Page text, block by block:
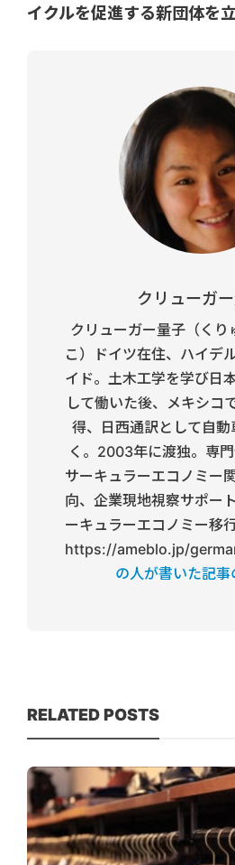
イクルを促進する新団体を
クリューガ
クリューガー量子（くり
こ）ドイツ在住、ハイデ
イド。土木工学を学び日
して働いた後、メキシコ
得、日西通訳として自
く。2003年に渡独。専
サーキュラーエコノミー
向、企業現地視察サポー
ーキュラーエコノミー移
https://ameblo.jp/
の人が書いた記事
RELATED POSTS